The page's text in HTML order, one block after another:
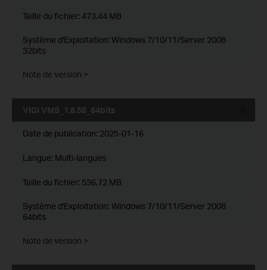
Taille du fichier: 473.44 MB
Système d'Exploitation: Windows 7/10/11/Server 2008
32bits
Note de version >
VIGI VMS_1.8.56_64bits
Date de publication: 2025-01-16
Langue: Multi-langues
Taille du fichier: 536.72 MB
Système d'Exploitation: Windows 7/10/11/Server 2008
64bits
Note de version >